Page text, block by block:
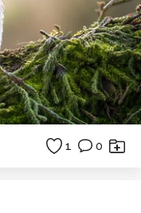
1 0